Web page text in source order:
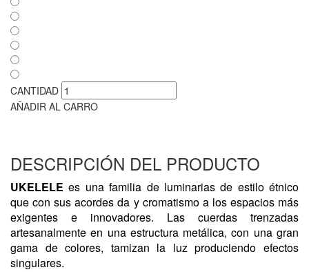
CANTIDAD
AÑADIR AL CARRO
DESCRIPCIÓN DEL PRODUCTO
UKELELE es una familia de luminarias de estilo étnico
que con sus acordes da y cromatismo a los espacios más
exigentes e innovadores. Las cuerdas trenzadas
artesanalmente en una estructura metálica, con una gran
gama de colores, tamizan la luz produciendo efectos
singulares.